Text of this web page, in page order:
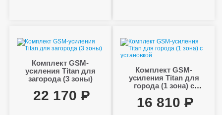
Комплект GSM-
усиления Titan для
загорода (3 зоны)
22 170
Комплект GSM-
усиления Titan для
города (1 зона) с
16 810